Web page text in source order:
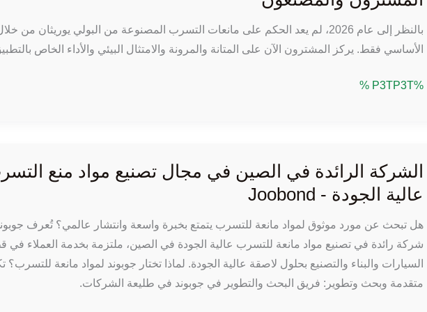
بالنظر إلى عام 2026، لم يعد الحكم على مانعات التسرب المصنوعة من البولي يوريثان من
الأساسي فقط. يركز المشترون الآن على المتانة والمرونة والامتثال البيئي والأداء الخاص
اتجاه
يوريثان
2026:
الذي
يجب
أن
يعرفه
%P3TP3T %
الشركة الرائدة في الصين في مجال تصنيع مواد منع
عالية الجودة - Joobond
هل تبحث عن مورد موثوق لمواد مانعة للتسرب يتمتع بخبرة واسعة وانتشار عالمي؟ تُعرف
شركة رائدة في تصنيع مواد مانعة للتسرب عالية الجودة في الصين، ملتزمة بخدمة العملاء في
السيارات والبناء والتصنيع بحلول لاصقة عالية الجودة. لماذا تختار جوبوند لمواد مانعة للتسرب؟
متقدمة وبحث وتطوير: فريق البحث والتطوير في جوبوند في طليعة الشركات.